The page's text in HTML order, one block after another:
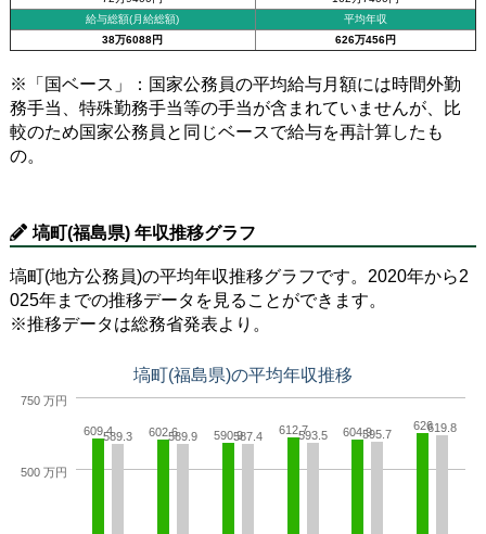
給与総額(月給総額)
平均年収
38万6088円
626万456円
※「国ベース」：国家公務員の平均給与月額には時間外勤
務手当、特殊勤務手当等の手当が含まれていませんが、比
較のため国家公務員と同じベースで給与を再計算したも
の。
塙町(福島県) 年収推移グラフ
塙町(地方公務員)の平均年収推移グラフです。2020年から2
025年までの推移データを見ることができます。
※推移データは総務省発表より。
塙町(福島県)の平均年収推移
609.4 602.6 590.9 612.7 604.9
626
589.3
589.9 587.4 593.5 595.7 619.8
500 万円
750 万円